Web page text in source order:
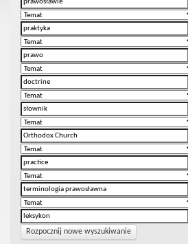
Rozpocznij nowe wyszukiwanie